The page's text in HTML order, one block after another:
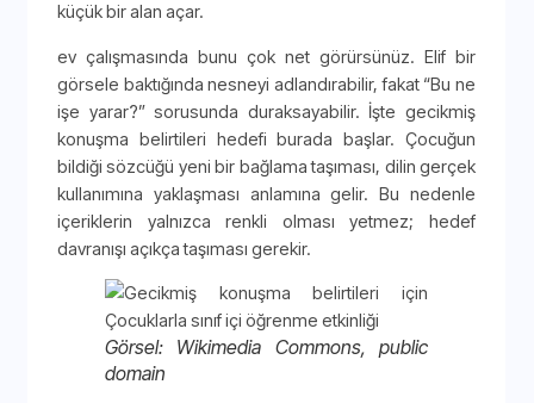
küçük bir alan açar.
ev çalışmasında bunu çok net görürsünüz. Elif bir
görsele baktığında nesneyi adlandırabilir, fakat “Bu ne
işe yarar?” sorusunda duraksayabilir. İşte gecikmiş
konuşma belirtileri hedefi burada başlar. Çocuğun
bildiği sözcüğü yeni bir bağlama taşıması, dilin gerçek
kullanımına yaklaşması anlamına gelir. Bu nedenle
içeriklerin yalnızca renkli olması yetmez; hedef
davranışı açıkça taşıması gerekir.
Görsel: Wikimedia Commons, public
domain